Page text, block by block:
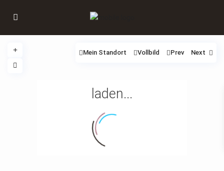
laden...
Mein Standort Vollbild Prev Next